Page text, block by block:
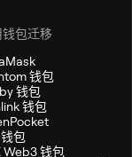
钱包迁移
钱包
钱包
钱包
包
Web3 钱包